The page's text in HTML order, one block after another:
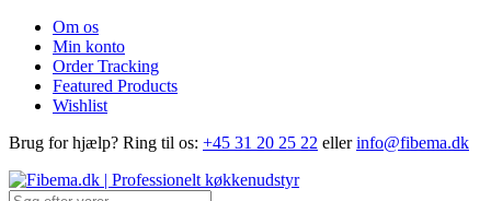
Om os
Min konto
Order Tracking
Featured Products
Wishlist
Brug for hjælp? Ring til os: +45 31 20 25 22 eller info@fibema.dk